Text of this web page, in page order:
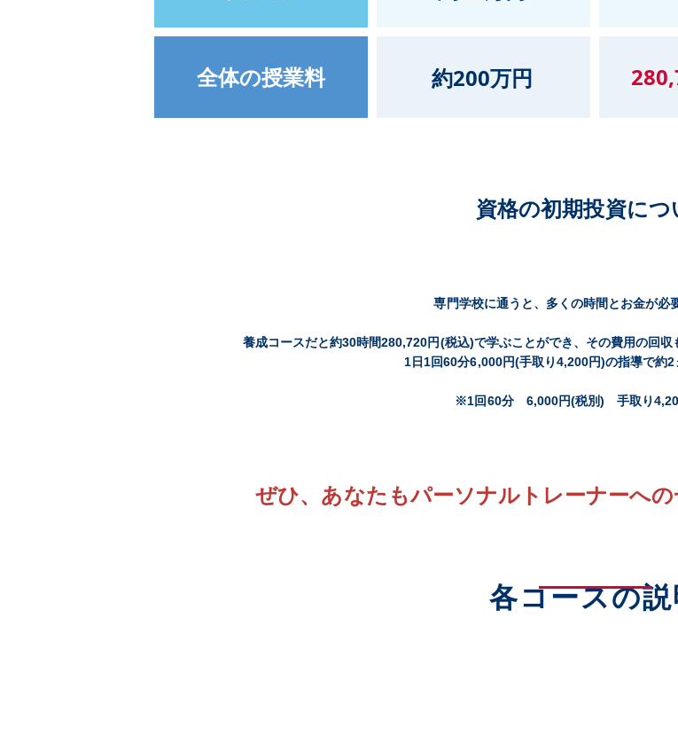
資格の初期投資につ
専門学校に通うと、多くの時間とお金が必
養成コースだと約30時間280,720円(税込)で学ぶことができ、その費用の回収
1日1回60分6,000円(手取り4,200円)の指導で約
※1回60分 6,000円(税別) 手取り
ぜひ、あなたもパーソナルトレーナーへ
各コースの説